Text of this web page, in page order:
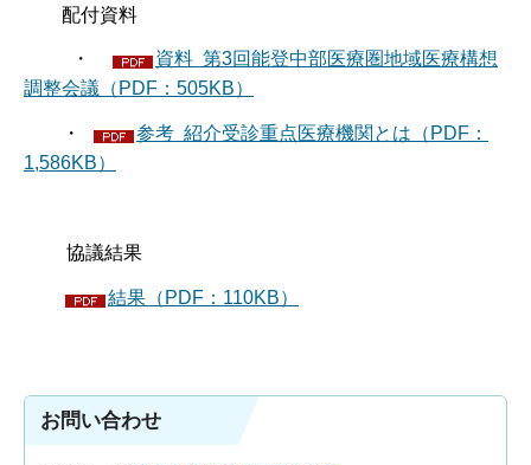
配付資料
・
資料 第3回能登中部医療圏地域医療構想
調整会議（PDF：505KB）
・
参考 紹介受診重点医療機関とは（PDF：
1,586KB）
協議結果
結果（PDF：110KB）
お問い合わせ